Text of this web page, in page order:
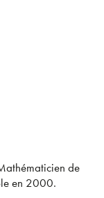
de
en 2000.